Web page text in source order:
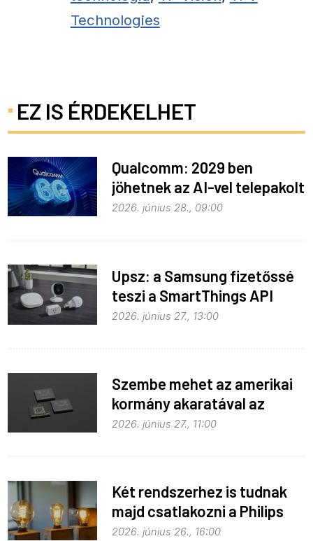
Technologies
EZ IS ÉRDEKELHET
Qualcomm: 2029 ben
jöhetnek az AI-vel telepakolt
6G-s telefonok
2026. június 28., 09:00
Upsz: a Samsung fizetőssé
teszi a SmartThings API
hozzáférést
2026. június 27., 13:00
Szembe mehet az amerikai
kormány akaratával az
Apple
2026. június 27., 11:00
Két rendszerhez is tudnak
majd csatlakozni a Philips
Hue égők
2026. június 26., 16:00